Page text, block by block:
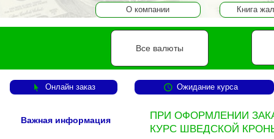
О компании Книга
Все валюты
Онлайн заказ Ожидание курса
Важная информация
ПРИ ОФОРМЛЕНИИ
КУРС ШВЕДСКОЙ